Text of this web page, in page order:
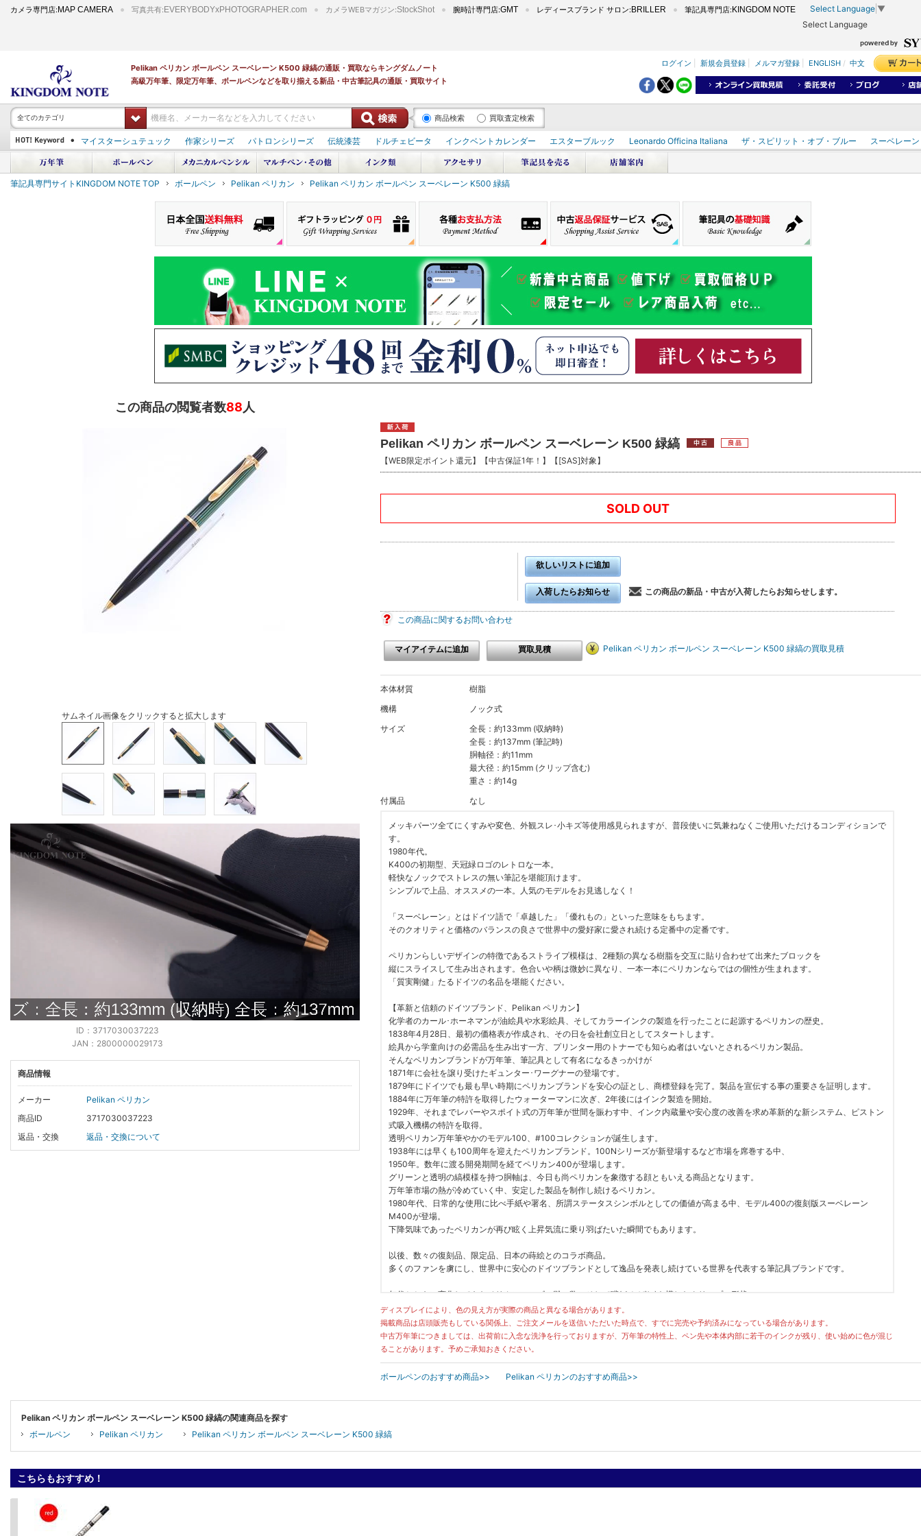
カメラ専門店:MAP CAMERA 写真共有: EVERYBODYxPHOTOGRAPHER.com カメラWEBマガジン:StockShot 腕時計専門店:GMT レディースブランド サロン:BRILLER 筆記具専門店:KINGDOM NOTE Select Language ▼
Select Language
Pelikan ペリカン ボールペン スーベレーン K500 緑縞の通販・買取ならキングダムノート
高級万年筆、限定万年筆、ボールペンなどを取り揃える新品・中古筆記具の通販・買取サイト
ログイン 新規会員登録 メルマガ登録 ENGLISH / 中文
全てのカテゴリ 商品検索 買取査定検索
マイスターシュテュック 作家シリーズ パトロンシリーズ 伝統漆芸 ドルチェビータ インクベントカレンダー エスターブルック Leonardo Officina Italiana ザ・スピリット・オブ・ブルー
スーベレーン
PILOT 蒔絵
ダイアミン ボトルインク
筆記具専門サイトKINGDOM NOTE TOP ボールペン Pelikan ペリカン Pelikan ペリカン ボールペン スーベレーン K500 緑縞
Pelikan ペリカン ボールペン スーベレーン K500 緑縞
【WEB限定ポイント還元】【中古保証1年！】【[SAS]対象】
この商品の閲覧者数88人
SOLD OUT
欲しいリストに追加
入荷したらお知らせ この商品の新品・中古が入荷したらお知らせします。
この商品に関するお問い合わせ
マイアイテムに追加 買取見積 Pelikan ペリカン ボールペン スーベレーン K500 緑縞の買取見積
本体材質
樹脂
機構
ノック式
サイズ
全長：約133mm (収納時)
全長：約137mm (筆記時)
胴軸径：約11mm
最大径：約15mm (クリップ含む)
重さ：約14g
付属品
なし
メッキパーツ全てにくすみや変色、外観スレ･小キズ等使用感見られますが、普段使いに気兼ねなくご使用いただけるコンディションで
す。
1980年代。
K400の初期型、天冠緑ロゴのレトロな一本。
軽快なノックでストレスの無い筆記を堪能頂けます。
シンプルで上品、オススメの一本。人気のモデルをお見逃しなく！
「スーベレーン」とはドイツ語で「卓越した」「優れもの」といった意味をもちます。
そのクオリティと価格のバランスの良さで世界中の愛好家に愛され続ける定番中の定番です。
ペリカンらしいデザインの特徴であるストライプ模様は、2種類の異なる樹脂を交互に貼り合わせて出来たブロックを
縦にスライスして生み出されます。色合いや柄は微妙に異なり、一本一本にペリカンならではの個性が生まれます。
「質実剛健」たるドイツの名品を堪能ください。
【革新と信頼のドイツブランド、Pelikan ペリカン】
化学者のカール･ホーネマンが油絵具や水彩絵具、そしてカラーインクの製造を行ったことに起源するペリカンの歴史。
1838年4月28日、最初の価格表が作成され、その日を会社創立日としてスタートします。
絵具から学童向けの必需品を生み出す一方、プリンター用のトナーでも知らぬ者はいないとされるペリカン製品。
そんなペリカンブランドが万年筆、筆記具として有名になるきっかけが
1871年に会社を譲り受けたギュンター･ワーグナーの登場です。
1879年にドイツでも最も早い時期にペリカンブランドを安心の証とし、商標登録を完了。製品を宣伝する事の重要さを証明します。
1884年に万年筆の特許を取得したウォーターマンに次ぎ、2年後にはインク製造を開始。
1929年、それまでレバーやスポイト式の万年筆が世間を賑わす中、インク内蔵量や安心度の改善を求め革新的な新システム、ピストン
式吸入機構の特許を取得。
透明ペリカン万年筆やかのモデル100、#100コレクションが誕生します。
1938年には早くも100周年を迎えたペリカンブランド。100Nシリーズが新登場するなど市場を席巻する中、
1950年。数年に渡る開発期間を経てペリカン400が登場します。
グリーンと透明の縞模様を持つ胴軸は、今日も尚ペリカンを象徴する顔ともいえる商品となります。
万年筆市場の熱が冷めていく中、安定した製品を制作し続けるペリカン。
1980年代、日常的な使用に比べ手紙や署名、所謂ステータスシンボルとしての価値が高まる中、モデル400の復刻版スーベレーン
M400が登場。
下降気味であったペリカンが再び眩く上昇気流に乗り羽ばたいた瞬間でもあります。
以後、数々の復刻品、限定品、日本の蒔絵とのコラボ商品。
多くのファンを虜にし、世界中に安心のドイツブランドとして逸品を発表し続けている世界を代表する筆記具ブランドです。
年代とともに変化してきたペリカンのロゴの雛の数、そして嘴(くちばし)を模したクリップの形状。
時の流れをデザインの変化とともに感じられる、物語のある筆記具。
単なる筆記のための道具に留まらない、希少な嗜好品。すべての人にオススメ出来る逸品揃いの名メーカーです。
ディスプレイにより、色の見え方が実際の商品と異なる場合があります。
掲載商品は店頭販売もしている関係上、ご注文メールを送信いただいた時点で、すでに完売や予約済みになっている場合があります。
中古万年筆につきましては、出荷前に入念な洗浄を行っておりますが、万年筆の特性上、ペン先や本体内部に若干のインクが残り、使い始めに色が混じ
ることがあります。予めご承知おきください。
ボールペンのおすすめ商品>> Pelikan ペリカンのおすすめ商品>>
サムネイル画像をクリックすると拡大します
ID：3717030037223
JAN：2800000029173
商品情報
メーカー
Pelikan ペリカン
商品ID
3717030037223
返品・交換
返品・交換について
Pelikan ペリカン ボールペン スーベレーン K500 緑縞の関連商品を探す
ボールペン
Pelikan ペリカン Pelikan ペリカン ボールペン スーベレーン K500 緑縞
こちらもおすすめ！